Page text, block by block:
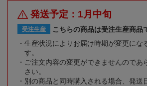
発送予定：1月中旬
受注生産
こちらの商品は受注生産商品
生産状況によりお届け時期が変更にな
す。
ご注文内容の変更ができませんのであ
さい。
別の商品と同時購入される場合、発送